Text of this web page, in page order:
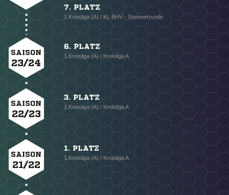
7. PLATZ
1.Kreisliga (A) / KL BHV - Sommerrunde
SAISON
23/24
6. PLATZ
1.Kreisliga (A) / Kreisliga A
SAISON
22/23
3. PLATZ
1.Kreisliga (A) / Kreisliga A
SAISON
21/22
1. PLATZ
1.Kreisliga (A) / Kreisliga A